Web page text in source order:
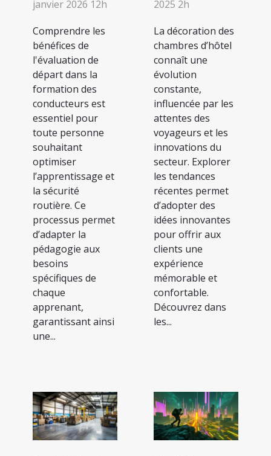
janvier 2026 12h
Comprendre les
bénéfices de
l'évaluation de
départ dans la
formation des
conducteurs est
essentiel pour
toute personne
souhaitant
optimiser
l’apprentissage et
la sécurité
routière. Ce
processus permet
d’adapter la
pédagogie aux
besoins
spécifiques de
chaque
apprenant,
garantissant ainsi
une...
2025 2h
La décoration des
chambres d’hôtel
connaît une
évolution
constante,
influencée par les
attentes des
voyageurs et les
innovations du
secteur. Explorer
les tendances
récentes permet
d’adopter des
idées innovantes
pour offrir aux
clients une
expérience
mémorable et
confortable.
Découvrez dans
les...